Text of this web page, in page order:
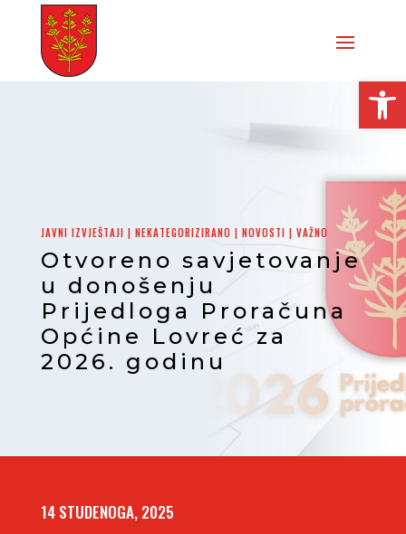
JAVNI IZVJEŠTAJI | NEKATEGORIZIRANO | NOVOSTI | VAŽNO
Otvoreno savjetovanje
u donošenju
Prijedloga Proračuna
Općine Lovreć za
2026. godinu
14 STUDENOGA, 2025